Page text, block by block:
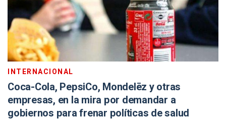
INTERNACIONAL
Coca-Cola, PepsiCo, Mondelēz y otras
empresas, en la mira por demandar a
gobiernos para frenar políticas de salud